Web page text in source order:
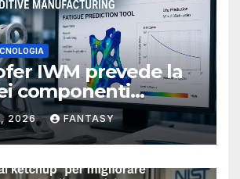
IWM prevede la
componenti
stampati in 3D
2026 FANTASY